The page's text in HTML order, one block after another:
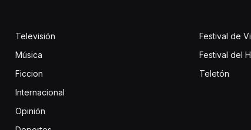
Televisión
Música
Ficcion
Internacional
Opinión
Festival de
Festival del
Teletón